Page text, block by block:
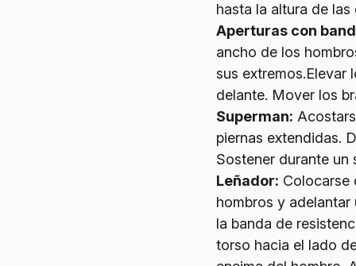
hasta la altura de las
Aperturas con
ancho de los
sus extremos.Elevar
delante. Mover los
Superman:
piernas extendidas.
Sostener durante
Leñador: Colocarse
hombros y adelantar
la banda de
torso hacia el lado